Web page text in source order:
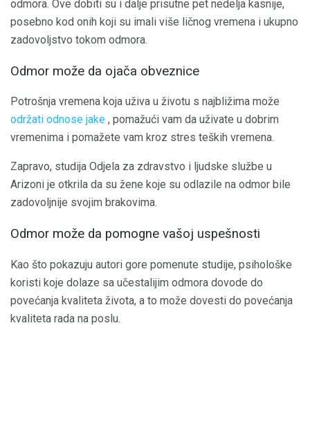
odmora. Ove dobiti su i dalje prisutne pet nedelja kasnije,
posebno kod onih koji su imali više ličnog vremena i ukupno
zadovoljstvo tokom odmora.
Odmor može da ojača obveznice
Potrošnja vremena koja uživa u životu s najbližima može
održati odnose jake , pomažući vam da uživate u dobrim
vremenima i pomažete vam kroz stres teških vremena.
Zapravo, studija Odjela za zdravstvo i ljudske službe u
Arizoni je otkrila da su žene koje su odlazile na odmor bile
zadovoljnije svojim brakovima.
Odmor može da pomogne vašoj uspešnosti
Kao što pokazuju autori gore pomenute studije, psihološke
koristi koje dolaze sa učestalijim odmora dovode do
povećanja kvaliteta života, a to može dovesti do povećanja
kvaliteta rada na poslu.